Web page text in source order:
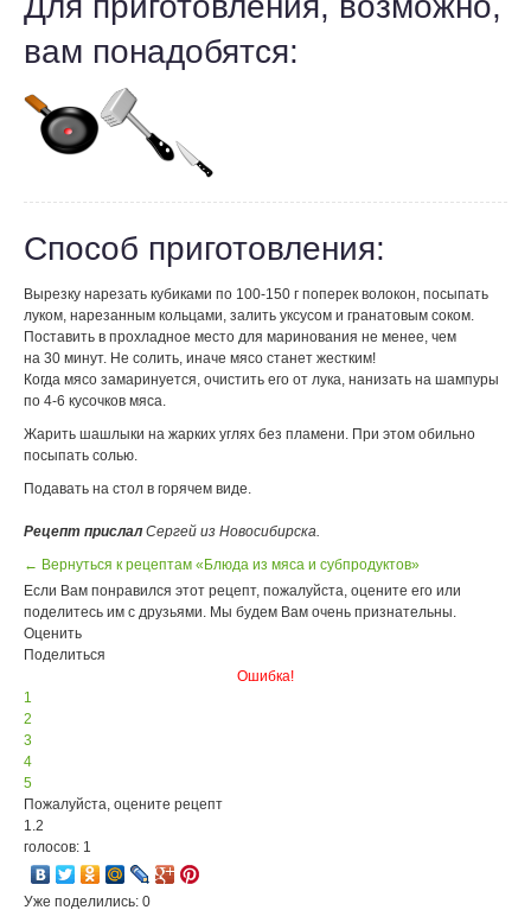
вам понадобятся:
Способ приготовления:
Вырезку нарезать кубиками по 100-150 г поперек волокон, посыпать
луком, нарезанным кольцами, залить уксусом и гранатовым соком.
Поставить в прохладное место для маринования не менее, чем
на 30 минут. Не солить, иначе мясо станет жестким!
Когда мясо замаринуется, очистить его от лука, нанизать на шампуры
по 4-6 кусочков мяса.
Жарить шашлыки на жарких углях без пламени. При этом обильно
посыпать солью.
Подавать на стол в горячем виде.
Рецепт прислалСергей из Новосибирска.
← Вернуться к рецептам «Блюда из мяса и субпродуктов»
Если Вам понравился этот рецепт, пожалуйста, оцените его или
поделитесь им с друзьями. Мы будем Вам очень признательны.
Оценить
Поделиться
Ошибка!
1
2
3
4
5
Пожалуйста, оцените рецепт
1.2
голосов: 1
Уже поделились: 0